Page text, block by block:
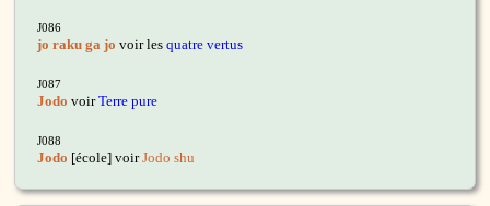
J086
jo raku ga jo voir lesquatre vertus
J087
Jodo voirTerre pure
J088
Jodo [école] voirJodo shu